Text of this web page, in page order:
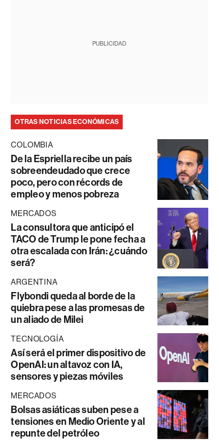
PUBLICIDAD
OTRAS NOTICIAS ECONÓMICAS
COLOMBIA
De la Espriella recibe un país
sobreendeudado que crece
poco, pero con récords de
empleo y menos pobreza
MERCADOS
La consultora que anticipó el
TACO de Trump le pone fecha a
otra escalada con Irán: ¿cuándo
será?
ARGENTINA
Flybondi queda al borde de la
quiebra pese a las promesas de
un aliado de Milei
TECNOLOGÍA
Así será el primer dispositivo de
OpenAI: un altavoz con IA,
sensores y piezas móviles
MERCADOS
Bolsas asiáticas suben pese a
tensiones en Medio Oriente y al
repunte del petróleo